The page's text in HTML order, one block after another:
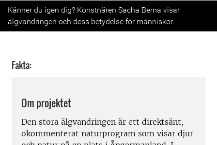
Previous
Känner du igen dig? Konstnären Sacha Berna visar
älgvandringen och dess betydelse för människor.
Fakta:
Om projektet
Den stora älgvandringen är ett direktsänt,
okommenterat naturprogram som visar djur